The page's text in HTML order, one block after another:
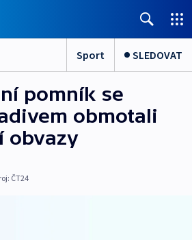
Sport SLEDOVAT
pomník se
obmotali
obvazy
ČT24